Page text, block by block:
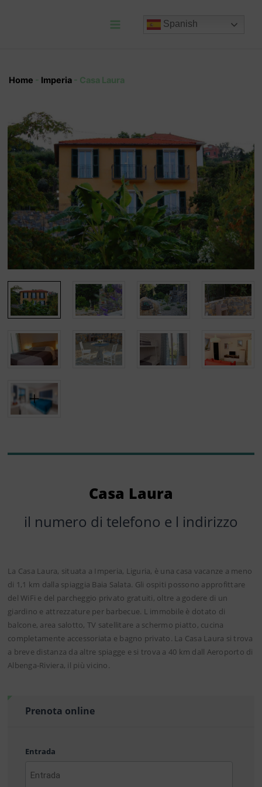
Spanish
Home - Imperia- Casa Laura
Casa Laura
il numero di telefono e l indirizzo
La Casa Laura, situata a Imperia, Liguria, è una casa vacanze a meno
di 1,1 km dalla spiaggia Baia Salata. Gli ospiti possono approfittare
del WiFi e del parcheggio privato gratuiti, oltre a godere di un
giardino e attrezzature per barbecue. L immobile è dotato di
balcone, area salotto, TV satellitare a schermo piatto, cucina
completamente accessoriata e bagno privato. La Casa Laura si trova
a breve distanza da altre spiagge e si trova a 40 km dall Aeroporto di
Albenga-Riviera, il più vicino.
Prenota online
Entrada
AAAA